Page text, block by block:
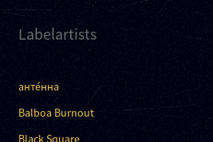
Labelartists
анте́нна
Balboa Burnout
Black Square